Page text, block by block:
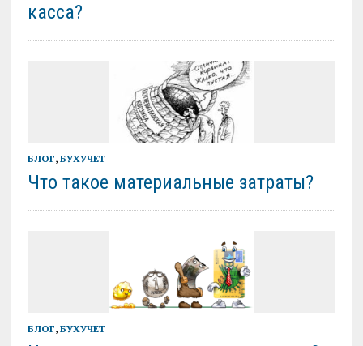
касса?
БЛОГ, БУХУЧЕТ
Что такое материальные затраты?
БЛОГ, БУХУЧЕТ